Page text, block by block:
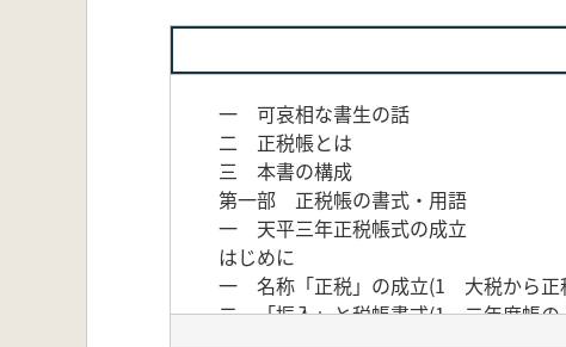
一 可哀相な書生の話
二 正税帳とは
三 本書の構成
第一部 正税帳の書式・用語
一 天平三年正税帳式の成立
はじめに
一 名称「正税」の成立(1 大税から
二 「振入」と税帳書式(1 二年度帳